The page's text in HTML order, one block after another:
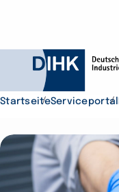
StartseiteServiceportal